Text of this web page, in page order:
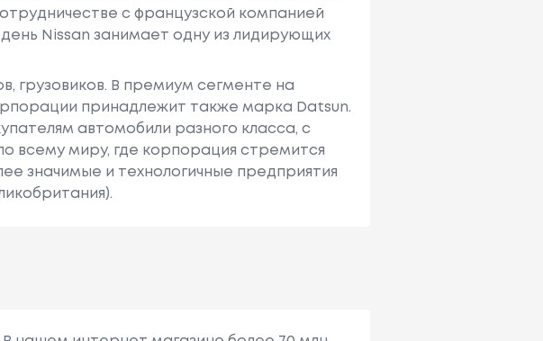
с французcкой компанией
Nissan занимает одну из лидирующих
грузовиков. В премиум сегменте на
принадлежит также марка Datsun.
автомобили разного класса, с
всему миру, где корпорация стремится
значимые и технологичные предприятия